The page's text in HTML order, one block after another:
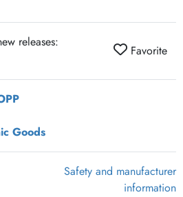
releases:
Favorite
Goods
Safety and manufacturer
information